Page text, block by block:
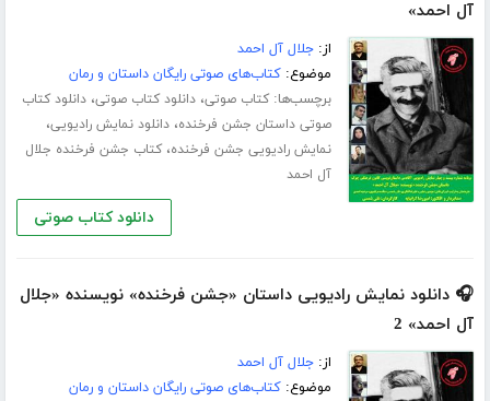
آل احمد»
از:جلال آل احمد
موضوع:کتاب‌های صوتی رایگان داستان و رمان
برچسب‌ها:کتاب صوتی،دانلود کتاب صوتی،دانلود کتاب
صوتی داستان جشن فرخنده،دانلود نمایش رادیویی،
نمایش رادیویی جشن فرخنده،کتاب جشن فرخنده جلال
آل احمد
دانلود کتاب صوتی
🎧 دانلود نمایش رادیویی داستان «جشن فرخنده» نویسنده «جلال
آل احمد» 2
از:جلال آل احمد
موضوع:کتاب‌های صوتی رایگان داستان و رمان